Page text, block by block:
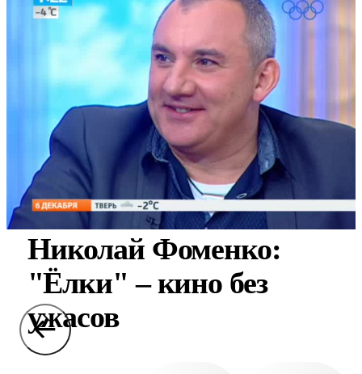
Николай Фоменко:
"Ёлки" – кино без
ужасов